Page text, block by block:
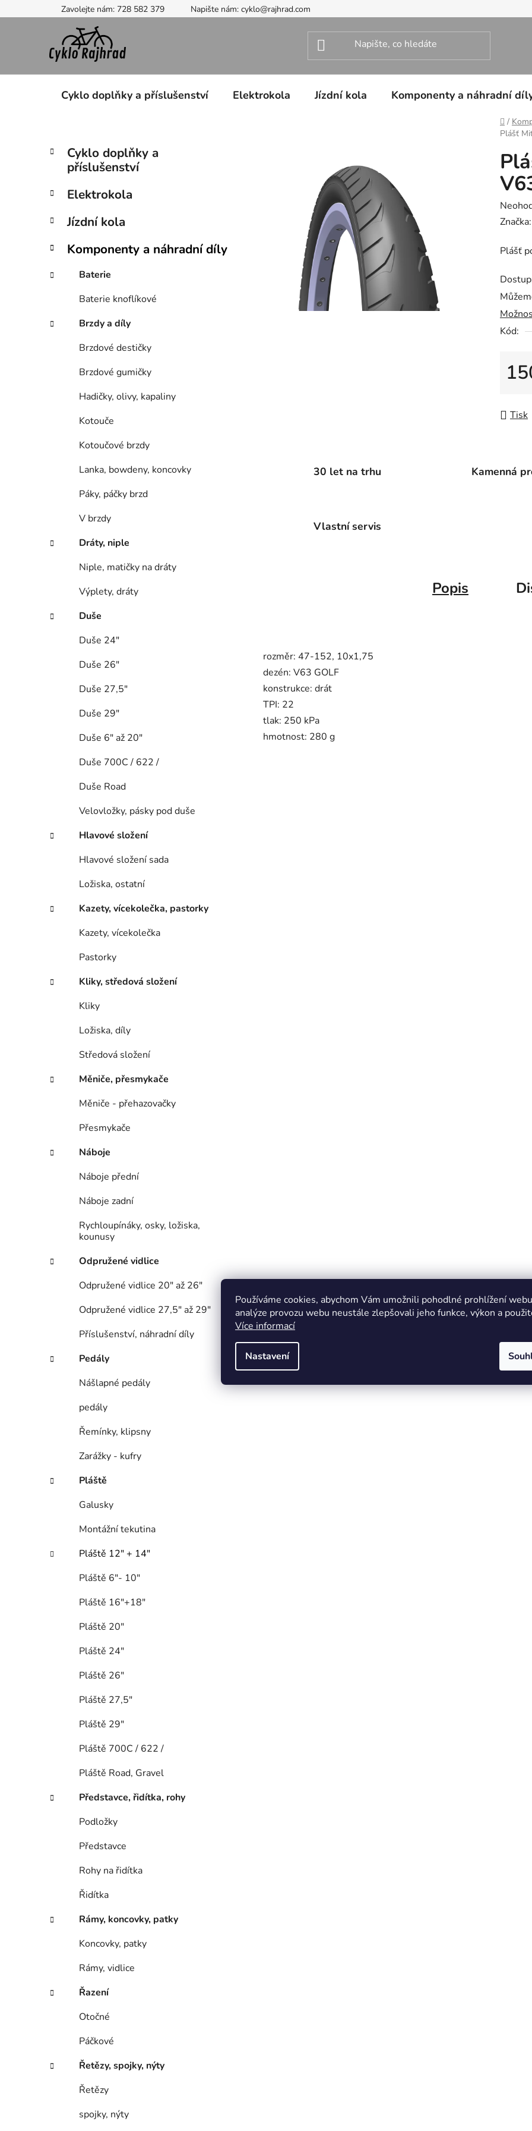
Používáme cookies, abychom Vám umožnili pohodlné prohlížení
analýze provozu webu neustále zlepšovali jeho funkce, výkon a
Více informací
Nastavení
na
Zavolejte nám: 728 582 379 Napište nám: cyklo@rajhrad.com
Cyklo doplňky a příslušenství Elektrokola Jízdní kola Komponenty a náhradní
Domů
/
Plášť
P
t
a
n
í
n
e
Přeskočit
kategorie
K
a
g
r
e
Cyklo doplňky a
příslušenství
Elektrokola
Jízdní kola
Komponenty a náhradní díly
Baterie
Baterie knoflíkové
Brzdy a díly
Brzdové destičky
Brzdové gumičky
Hadičky, olivy, kapaliny
Kotouče
Kotoučové brzdy
Lanka, bowdeny, koncovky
Páky, páčky brzd
V brzdy
Dráty, niple
Niple, matičky na dráty
Výplety, dráty
Duše
Duše 24"
Duše 26"
Duše 27,5"
Duše 29"
Duše 6" až 20"
Duše 700C / 622 /
Duše Road
Velovložky, pásky pod duše
Hlavové složení
Hlavové složení sada
Ložiska, ostatní
Kazety, vícekolečka, pastorky
Kazety, vícekolečka
Pastorky
Kliky, středová složení
Kliky
Ložiska, díly
Středová složení
Měniče, přesmykače
Měniče - přehazovačky
Přesmykače
Náboje
Náboje přední
Náboje zadní
Rychloupínáky, osky, ložiska,
kounusy
Odpružené vidlice
Odpružené vidlice 20" až 26"
Odpružené vidlice 27,5" až 29"
Příslušenství, náhradní díly
Pedály
Nášlapné pedály
pedály
Řemínky, klipsny
Zarážky - kufry
Pláště
Galusky
Montážní tekutina
Pláště 12" + 14"
Pláště 6"- 10"
Pláště 16"+18"
Pláště 20"
Pláště 24"
Pláště 26"
Pláště 27,5"
Pláště 29"
Pláště 700C / 622 /
Pláště Road, Gravel
Představce, řidítka, rohy
Podložky
Představce
Rohy na řidítka
Řidítka
Rámy, koncovky, patky
Koncovky, patky
Rámy, vidlice
Řazení
Otočné
Páčkové
Řetězy, spojky, nýty
Řetězy
spojky, nýty
je
z
5
Značka:
Plášť
Kód:
Tisk
30 let na trhu Kamenná
Vlastní servis
Popis
rozměr: 47-152, 10x1,75
dezén: V63 GOLF
konstrukce: drát
TPI: 22
tlak: 250 kPa
hmotnost: 280 g